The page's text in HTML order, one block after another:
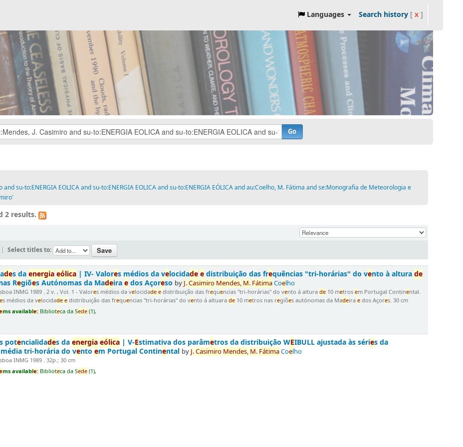
Languages Search history[ x]
Go
su-to:ENERGIA EOLICA and su-to:ENERGIA EOLICA and su-to:ENERGIA EÓLICA and au:Coelho, M. Fátima and se:Monografia de Meteorologia e
2 results.
Select titles to:
des daenergia eólica| IV- Valores médios da velocidade edistribuição das frequências "tri-horárias" do vento à alturade
Regiões Autónomas da Madeiraedos Açoreso by J.Casimiro Mendes, M. FátimaCoelho
INMG 1989 . 2 v. , Vol. 1 - Valores médios da velocidade edistribuição das frequencias "tri-horárias" do vento á altura de10 metros em Portugal Continental.
s médios da velocidade edistribuição das frequencias "tri-horárias" do vento á altuara de10 metros nas regiões autónomas da Madeira edos Açores. 30 cm
ms available: Biblioteca da Sede(1),
potencialidades daenergia eólica| V-Estimativa dos parâmetros da distribuição WEIBULL ajustada às séries da
tri-horária do vento em Portugal Continental by J.Casimiro Mendes, M. FátimaCoelho
INMG 1989 . 32p.; 30 cm
ms available: Biblioteca da Sede(1),